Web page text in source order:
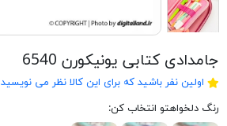
جامدادی کتابی یونیکورن 6540
اولین نفر باشید که برای این کالا نظر می نویسید
رنگ دلخواهتو انتخاب کن: